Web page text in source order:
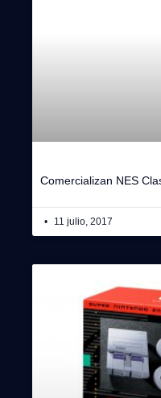
Comercializan NES
11 julio, 2017